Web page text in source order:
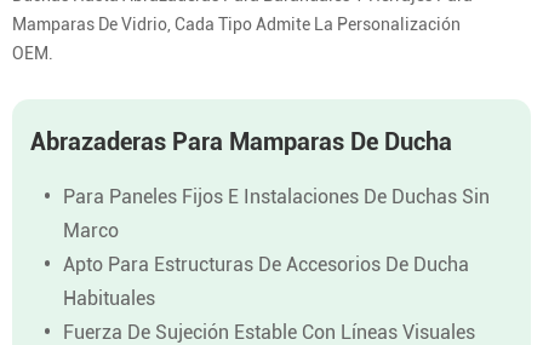
Mamparas De Vidrio, Cada Tipo Admite La Personalización
OEM.
Abrazaderas Para Mamparas De Ducha
Para Paneles Fijos E Instalaciones De Duchas Sin
Marco
Apto Para Estructuras De Accesorios De Ducha
Habituales
Fuerza De Sujeción Estable Con Líneas Visuales